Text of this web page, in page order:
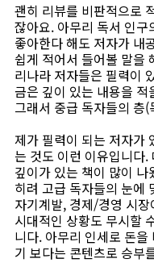
괜히 리뷰를 비판적으로
잖아요. 아무리 독서 인
좋아한다 해도 저자가 내
쉽게 적어서 들어볼 말을
리나라 저자들은 필력이
금은 깊이 있는 내용을
그래서 중급 독자들의 층
제가 필력이 되는 저자가
는 것도 이런 이유입니다
깊이가 있는 책이 많이
히려 고급 독자들의 눈에
자기계발, 경제/경영 시
시대적인 상황도 무시할
니다. 아무리 인세로 돈
기 보다는 콘텐츠로 승부